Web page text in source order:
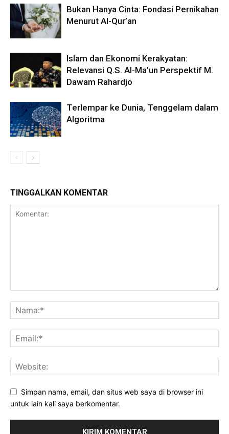
Bukan Hanya Cinta: Fondasi Pernikahan
Menurut Al-Qur’an
Islam dan Ekonomi Kerakyatan:
Relevansi Q.S. Al-Ma’un Perspektif M.
Dawam Rahardjo
Terlempar ke Dunia, Tenggelam dalam
Algoritma
TINGGALKAN KOMENTAR
Simpan nama, email, dan situs web saya di browser ini
untuk lain kali saya berkomentar.